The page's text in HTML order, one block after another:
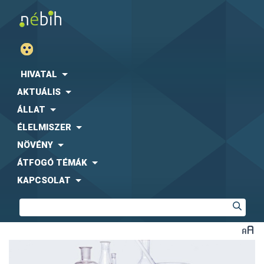
HIVATAL
AKTUÁLIS
ÁLLAT
ÉLELMISZER
NÖVÉNY
ÁTFOGÓ TÉMÁK
KAPCSOLAT